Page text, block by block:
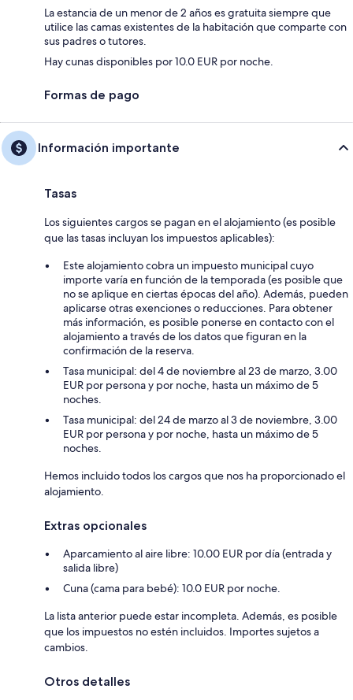
La estancia de un menor de 2 años es gratuita siempre que
utilice las camas existentes de la habitación que comparte con
sus padres o tutores.
Hay cunas disponibles por 10.0 EUR por noche.
Formas de pago
Información importante
Tasas
Los siguientes cargos se pagan en el alojamiento (es posible
que las tasas incluyan los impuestos aplicables):
Este alojamiento cobra un impuesto municipal cuyo
importe varía en función de la temporada (es posible que
no se aplique en ciertas épocas del año). Además, pueden
aplicarse otras exenciones o reducciones. Para obtener
más información, es posible ponerse en contacto con el
alojamiento a través de los datos que figuran en la
confirmación de la reserva.
Tasa municipal: del 4 de noviembre al 23 de marzo, 3.00
EUR por persona y por noche, hasta un máximo de 5
noches.
Tasa municipal: del 24 de marzo al 3 de noviembre, 3.00
EUR por persona y por noche, hasta un máximo de 5
noches.
Hemos incluido todos los cargos que nos ha proporcionado el
alojamiento.
Extras opcionales
Aparcamiento al aire libre: 10.00 EUR por día (entrada y
salida libre)
Cuna (cama para bebé): 10.0 EUR por noche.
La lista anterior puede estar incompleta. Además, es posible
que los impuestos no estén incluidos. Importes sujetos a
cambios.
Otros detalles